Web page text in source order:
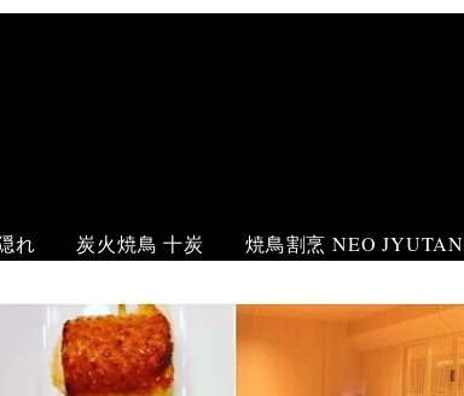
れ 炭火焼鳥 十炭 焼鳥割烹 NEO JYUTAN